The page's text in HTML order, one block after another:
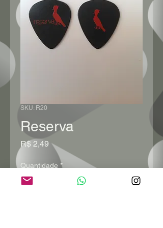
SKU: R20
Reserva
R$ 2,49Preço
Quantidade *